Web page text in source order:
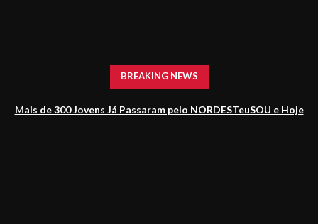
BREAKING NEWS
Mais de 300 Jovens Já Passaram pelo NORDESTeuSOU e Hoje